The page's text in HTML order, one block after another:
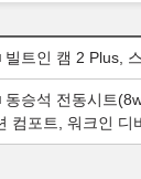
빌트인 캠 2 Plus,
동승석 전동시트
컴포트, 워크인 디